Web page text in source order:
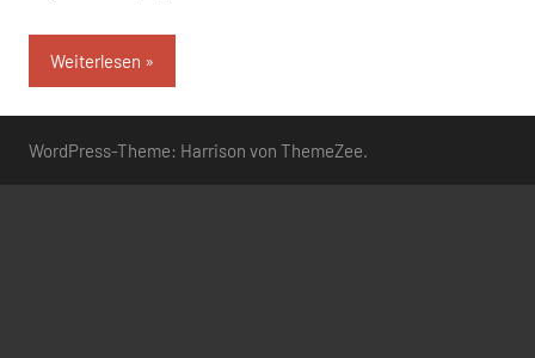
Weiterlesen
WordPress-Theme: Harrison von ThemeZee.